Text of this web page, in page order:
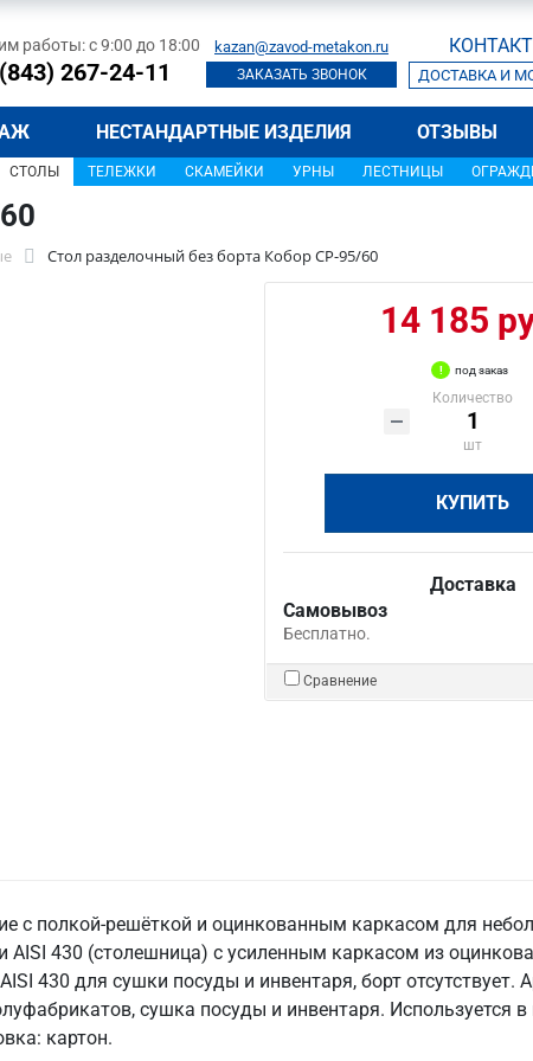
работы: с 9:00 до 18:00
267-24-11
kazan@zavod-metakon.ru
ЗАКАЗАТЬ ЗВОНОК ДОСТАВКА И
НЕСТАНДАРТНЫЕ ИЗДЕЛИЯ ОТЗЫВЫ
СТОЛЫ ТЕЛЕЖКИ СКАМЕЙКИ УРНЫ ЛЕСТНИЦЫ
Стол разделочный без борта Кобор СР-95/60
14 185
под заказ
Количество
шт
КУПИТЬ
Доставка
Самовывоз
Бесплатно.
Сравнение
с полкой-решёткой и оцинкованным каркасом для
430 (столешница) с усиленным каркасом из
430 для сушки посуды и инвентаря, борт отсутствует.
сушка посуды и инвентаря. Используется
картон.